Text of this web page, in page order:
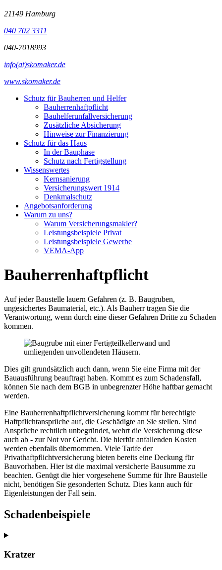
21149 Hamburg
040 702 3311
040-7018993
info(at)skomaker.de
www.skomaker.de
Schutz für Bauherren und Helfer
Bauherrenhaftpflicht
Bauhelferunfallversicherung
Zusätzliche Absicherung
Hinweise zur Finanzierung
Schutz für das Haus
In der Bauphase
Schutz nach Fertigstellung
Wissenswertes
Kernsanierung
Versicherungswert 1914
Denkmalschutz
Angebotsanforderung
Warum zu uns?
Warum Versicherungsmakler?
Leistungsbeispiele Privat
Leistungsbeispiele Gewerbe
VEMA-App
Bauherrenhaftpflicht
Auf jeder Baustelle lauern Gefahren (z. B. Baugruben,
ungesichertes Baumaterial, etc.). Als Bauherr tragen Sie die
Verantwortung, wenn durch eine dieser Gefahren Dritte zu Schaden
kommen.
Dies gilt grundsätzlich auch dann, wenn Sie eine Firma mit der
Bauausführung beauftragt haben. Kommt es zum Schadensfall,
können Sie nach dem BGB in unbegrenzter Höhe haftbar gemacht
werden.
Eine Bauherrenhaftpflichtversicherung kommt für berechtigte
Haftpflichtansprüche auf, die Geschädigte an Sie stellen. Sind
Ansprüche rechtlich unbegründet, wehrt die Versicherung diese
auch ab - zur Not vor Gericht. Die hierfür anfallenden Kosten
werden ebenfalls übernommen. Viele Tarife der
Privathaftpflichtversicherung bieten bereits eine Deckung für
Bauvorhaben. Hier ist die maximal versicherte Bausumme zu
beachten. Genügt die hier vorgesehene Summe für Ihre Baustelle
nicht, benötigen Sie gesonderten Schutz. Dies kann auch für
Eigenleistungen der Fall sein.
Schadenbeispiele
Kratzer